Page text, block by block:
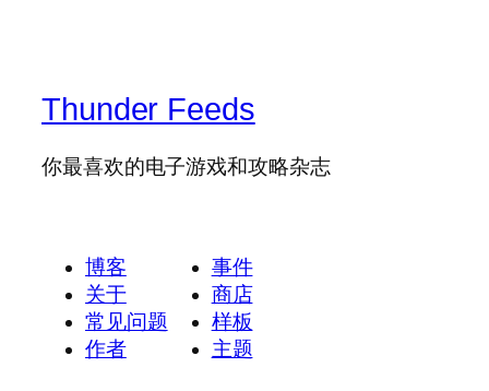
Thunder Feeds
你最喜欢的电子游戏和攻略杂志
博客
关于
常见问题
作者
事件
商店
样板
主题